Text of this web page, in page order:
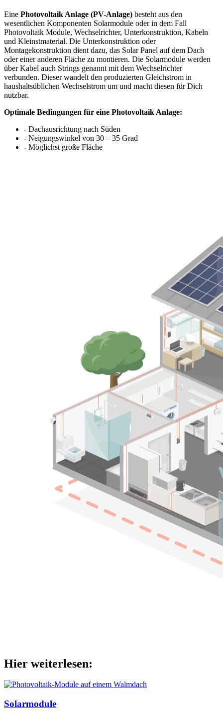
Eine Photovoltaik Anlage (PV-Anlage) besteht aus den
wesentlichen Komponenten Solarmodule oder in dem Fall
Photovoltaik Module, Wechselrichter, Unterkonstruktion, Kabeln
und Kleinstmaterial. Die Unterkonstruktion oder
Montagekonstruktion dient dazu, das Solar Panel auf dem Dach
oder einer anderen Fläche zu montieren. Die Solarmodule werden
über Kabel auch Strings genannt mit dem Wechselrichter
verbunden. Dieser wandelt den produzierten Gleichstrom in
haushaltsüblichen Wechselstrom um und macht diesen für Dich
nutzbar.
Optimale Bedingungen für eine Photovoltaik Anlage:
- Dachausrichtung nach Süden
- Neigungswinkel von 30 – 35 Grad
- Möglichst große Fläche
Hier weiterlesen:
Solarmodule